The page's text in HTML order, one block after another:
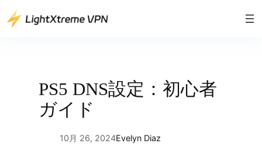
容
PS5 DNS設定：初心者
ガイド
10月 26, 2024Evelyn Diaz